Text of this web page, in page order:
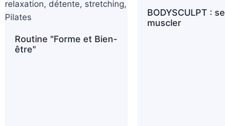
Routine "Forme et Bien-
être"
BODYSCULPT : se
muscler